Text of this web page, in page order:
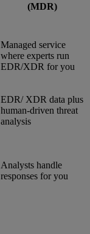
(MDR)
Managed service
where experts run
EDR/XDR for you
EDR/ XDR data plus
human-driven threat
analysis
Analysts handle
responses for you